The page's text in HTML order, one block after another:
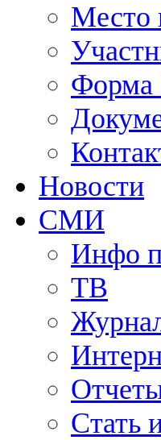
Место
Форма
Новости
СМИ
Инфо
ТВ
Стать